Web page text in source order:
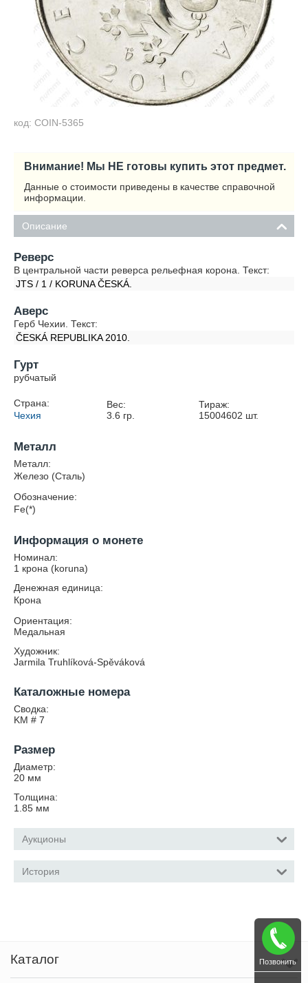
код: COIN-5365
Внимание! Мы НЕ готовы купить этот предмет.
Данные о стоимости приведены в качестве справочной
информации.
Описание
Реверс
В центральной части реверса рельефная корона. Текст:
JTS / 1 / KORUNA ČESKÁ.
Аверс
Герб Чехии. Текст:
ČESKÁ REPUBLIKA 2010.
Гурт
рубчатый
Страна:
Чехия
Вес:
3.6 гр.
Тираж:
15004602 шт.
Металл
Металл:
Железо (Сталь)
Обозначение:
Fe(*)
Информация о монете
Номинал:
1 крона (koruna)
Денежная единица:
Крона
Ориентация:
Медальная
Художник:
Jarmila Truhlíková-Spěváková
Каталожные номера
Сводка:
KM # 7
Размер
Диаметр:
20 мм
Толщина:
1.85 мм
Аукционы
История
Каталог Позвонить